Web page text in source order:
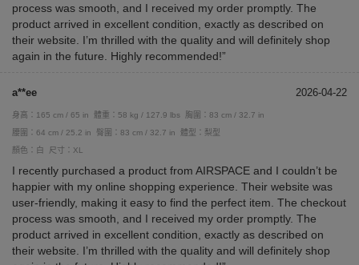
process was smooth, and I received my order promptly. The
product arrived in excellent condition, exactly as described on
their website. I’m thrilled with the quality and will definitely shop
again in the future. Highly recommended!”
a**ee 2026-04-22
身高：165 cm / 65 in 體重：58 kg / 127.9 lbs
胸圍：83 cm / 32.7 in
腰圍：64 cm / 25.2 in
臀圍：83 cm / 32.7 in
體型：梨型
顏色：白
尺寸：XL
I recently purchased a product from AIRSPACE and I couldn’t be
happier with my online shopping experience. Their website was
user-friendly, making it easy to find the perfect item. The checkout
process was smooth, and I received my order promptly. The
product arrived in excellent condition, exactly as described on
their website. I’m thrilled with the quality and will definitely shop